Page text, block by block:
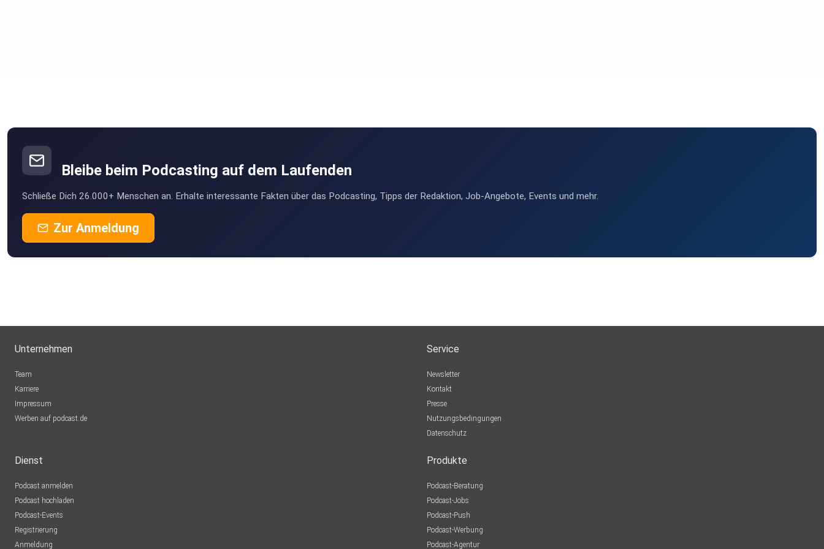
Bleibe beim Podcasting auf dem Laufenden
Schließe Dich 26.000+ Menschen an. Erhalte interessante Fakten über das Podcasting, Tipps der Redaktion, Job-Angebote, Events und mehr.
Zur Anmeldung
Unternehmen
Team
Karriere
Impressum
Werben auf podcast.de
Service
Newsletter
Kontakt
Presse
Nutzungsbedingungen
Datenschutz
Dienst
Podcast anmelden
Podcast hochladen
Podcast-Events
Registrierung
Anmeldung
Produkte
Podcast-Beratung
Podcast-Jobs
Podcast-Push
Podcast-Werbung
Podcast-Agentur